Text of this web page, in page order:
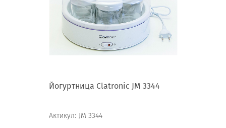
Йогуртница Clatronic JM 3344
Актикул: JM 3344